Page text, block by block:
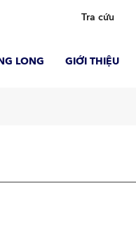
Tra cứu
LONG GIỚI THIỆU